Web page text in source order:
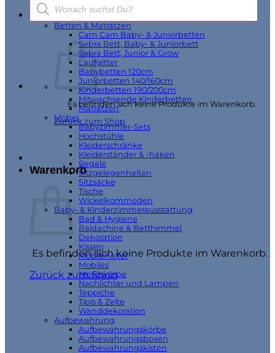
search
Es befinden sich keine Produkte im Warenkorb.
Zurück zum Shop
Warenkorb
Es befinden sich keine Produkte im Warenkorb.
Zurück zum Shop
Geschenkverpackung
Möbel & Wohnen
Betten & Matratzen
Cam Cam Baby- & Juniorbetten
Sebra Bett, Baby- & Juniorbett
Sebra Bett, Junior & Grow
Laufgitter
Babybetten 120cm
Juniorbetten 140/160cm
Kinderbetten 190/200cm
Mitwachsende Kinderbetten
Matratzen
Möbel
Babyzimmer-Sets
Hochstühle
Kleiderschränke
Kleiderständer & -haken
Regale
Sitzgelegenheiten
Sitzsäcke
Tische
Wickelkommoden
Baby- & Kinderzimmerausstattung
Bad & Hygiene
Baldachine & Betthimmel
Dekoration
Kissen
Mobilehalter
Mobiles
Moseskörbe
Nachlichter und Lampen
Teppiche
Tipis & Zelte
Wanddekoration
Aufbewahrung
Aufbewahrungskörbe
Aufbewahrungsboxen
Aufbewahrungskisten